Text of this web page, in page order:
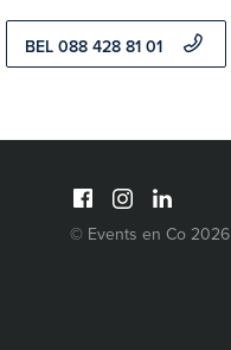
BEL 088 428 81 01
© Events en Co 2026